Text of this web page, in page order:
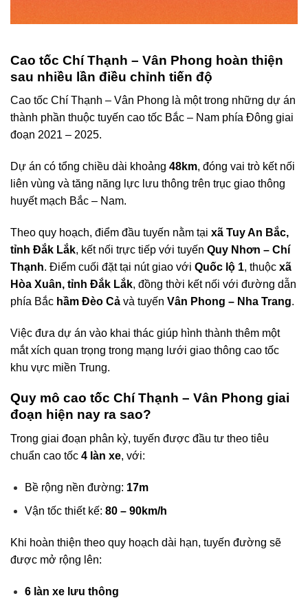
Cao tốc Chí Thạnh – Vân Phong hoàn thiện
sau nhiều lần điều chỉnh tiến độ
Cao tốc Chí Thạnh – Vân Phong là một trong những dự án
thành phần thuộc tuyến cao tốc Bắc – Nam phía Đông giai
đoạn 2021 – 2025.
Dự án có tổng chiều dài khoảng 48km, đóng vai trò kết nối
liên vùng và tăng năng lực lưu thông trên trục giao thông
huyết mạch Bắc – Nam.
Theo quy hoạch, điểm đầu tuyến nằm tại xã Tuy An Bắc,
tỉnh Đắk Lắk, kết nối trực tiếp với tuyến Quy Nhơn – Chí
Thạnh. Điểm cuối đặt tại nút giao với Quốc lộ 1, thuộc xã
Hòa Xuân, tỉnh Đắk Lắk, đồng thời kết nối với đường dẫn
phía Bắc hầm Đèo Cả và tuyến Vân Phong – Nha Trang.
Việc đưa dự án vào khai thác giúp hình thành thêm một
mắt xích quan trọng trong mạng lưới giao thông cao tốc
khu vực miền Trung.
Quy mô cao tốc Chí Thạnh – Vân Phong giai
đoạn hiện nay ra sao?
Trong giai đoạn phân kỳ, tuyến được đầu tư theo tiêu
chuẩn cao tốc 4 làn xe, với:
Bề rộng nền đường: 17m
Vận tốc thiết kế: 80 – 90km/h
Khi hoàn thiện theo quy hoạch dài hạn, tuyến đường sẽ
được mở rộng lên:
6 làn xe lưu thông